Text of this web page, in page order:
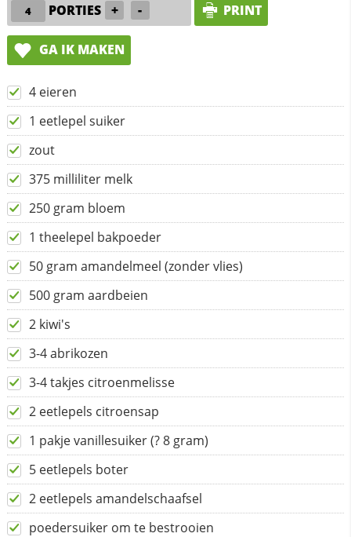
PORTIES + - PRINT
GA IK MAKEN
4 eieren
1 eetlepel suiker
zout
375 milliliter melk
250 gram bloem
1 theelepel bakpoeder
50 gram amandelmeel (zonder vlies)
500 gram aardbeien
2 kiwi's
3-4 abrikozen
3-4 takjes citroenmelisse
2 eetlepels citroensap
1 pakje vanillesuiker (? 8 gram)
5 eetlepels boter
2 eetlepels amandelschaafsel
poedersuiker om te bestrooien